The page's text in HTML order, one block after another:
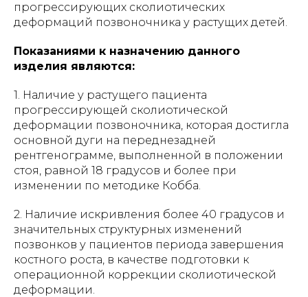
прогрессирующих сколиотических
деформаций позвоночника у растущих детей.
Показаниями к назначению данного
изделия являются:
1. Наличие у растущего пациента
прогрессирующей сколиотической
деформации позвоночника, которая достигла
основной дуги на переднезадней
рентгенограмме, выполненной в положении
стоя, равной 18 градусов и более при
изменении по методике Кобба.
2. Наличие искривления более 40 градусов и
значительных структурных изменений
позвонков у пациентов периода завершения
костного роста, в качестве подготовки к
операционной коррекции сколиотической
деформации.